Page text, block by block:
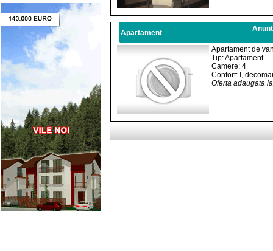
Apartament
Apartament de
Tip: Apartament
Camere: 4
Confort: I,
Oferta adaugata